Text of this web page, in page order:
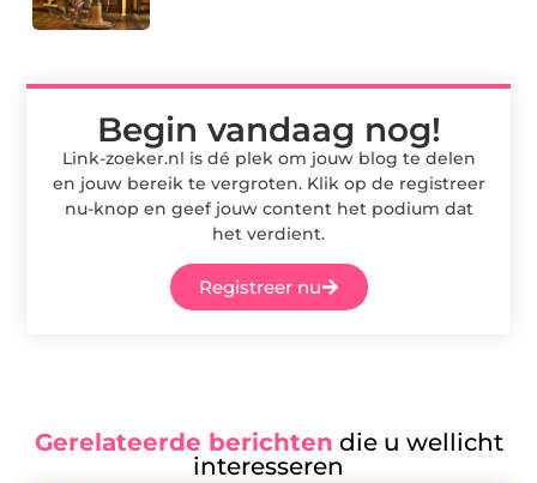
Begin vandaag nog!
Link-zoeker.nl is dé plek om jouw blog te delen
en jouw bereik te vergroten. Klik op de registreer
nu-knop en geef jouw content het podium dat
het verdient.
Registreer nu
Gerelateerde berichten die u wellicht
interesseren